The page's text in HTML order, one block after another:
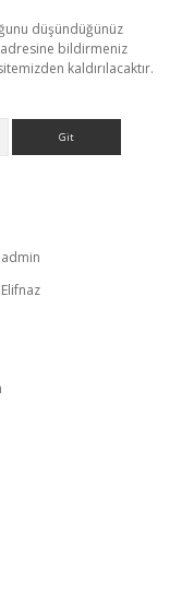
düşündüğünüz
adresine bildirmeniz
kaldırılacaktır.
admin
Elifnaz